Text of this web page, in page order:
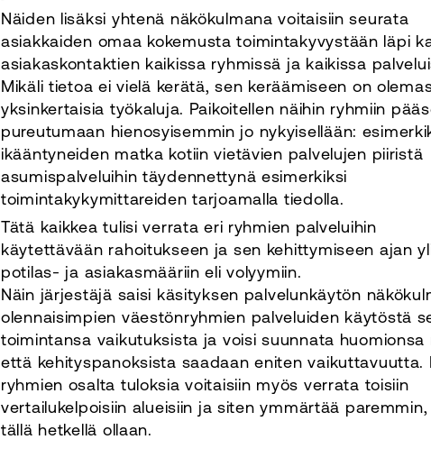
Näiden lisäksi yhtenä näkökulmana voitaisiin seurata
asiakkaiden omaa kokemusta toimintakyvystään läpi
asiakaskontaktien kaikissa ryhmissä ja kaikissa
Mikäli tietoa ei vielä kerätä, sen keräämiseen on
yksinkertaisia työkaluja. Paikoitellen näihin ryhmiin
pureutumaan hienosyisemmin jo nykyisellään:
ikääntyneiden matka kotiin vietävien palvelujen piiristä
asumispalveluihin täydennettynä esimerkiksi
toimintakykymittareiden tarjoamalla tiedolla.
Tätä kaikkea tulisi verrata eri ryhmien palveluihin
käytettävään rahoitukseen ja sen kehittymiseen ajan
potilas- ja asiakasmääriin eli volyymiin.
Näin järjestäjä saisi käsityksen palvelunkäytön
olennaisimpien väestönryhmien palveluiden käytöstä
toimintansa vaikutuksista ja voisi suunnata huomionsa
että kehityspanoksista saadaan eniten vaikuttavuutta.
ryhmien osalta tuloksia voitaisiin myös verrata toisiin
vertailukelpoisiin alueisiin ja siten ymmärtää
tällä hetkellä ollaan.